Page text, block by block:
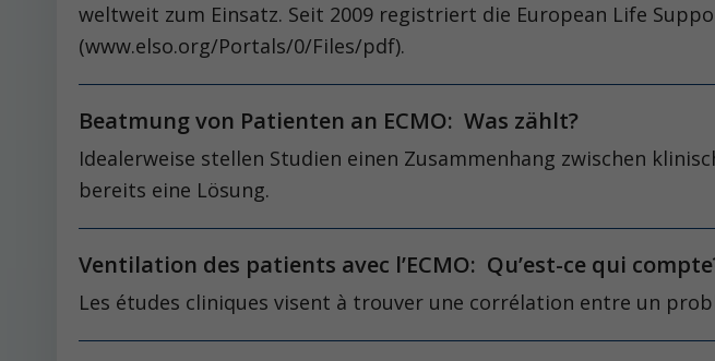
weltweit zum Einsatz. Seit 2009 registriert die European Life
(www.elso.org/Portals/0/Files/pdf).
Beatmung von Patienten an ECMO: Was zählt?
Idealerweise stellen Studien einen Zusammenhang zwischen
bereits eine Lösung.
Ventilation des patients avec l’ECMO: Qu’est-ce qui
Les études cliniques visent à trouver une corrélation entre un